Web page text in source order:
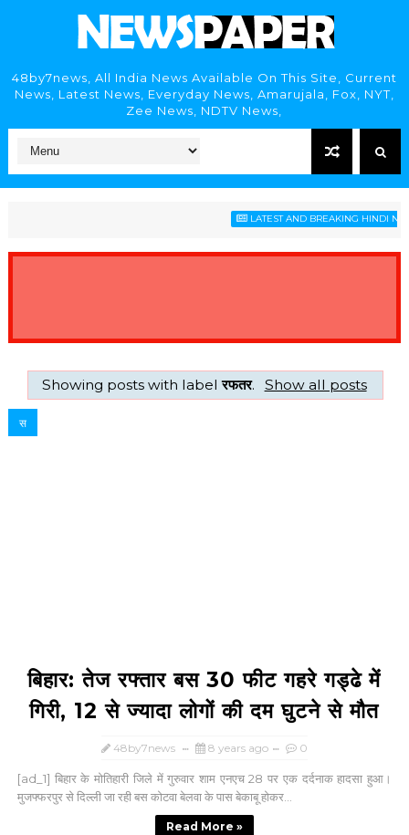
48by7news, All India News Available On This Site, Current
News, Latest News, Everyday News, Amarujala, Fox, NYT,
Zee News, NDTV News,
LATEST AND BREAKING HINDI NEWS
Showing posts with labelरफतर. Show all posts
स
बिहार: तेज रफ्तार बस 30 फीट गहरे गड्ढे में
गिरी, 12 से ज्यादा लोगों की दम घुटने से मौत
48by7news 8 years ago 0
[ad_1] बिहार के मोतिहारी जिले में गुरुवार शाम एनएच 28 पर एक दर्दनाक हादसा हुआ।
मुजफ्फरपुर से दिल्ली जा रही बस कोटवा बेलवा के पास बेकाबू होकर...
Read More »